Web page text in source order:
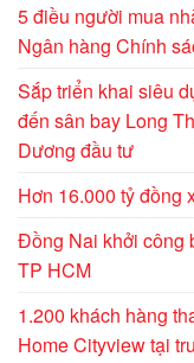
5 điều người mua
Ngân hàng Chính
Sắp triển khai siêu
đến sân bay Long
Dương đầu tư
Hơn 16.000 tỷ đồng
Đồng Nai khởi công
TP HCM
1.200 khách hàng
Home Cityview tại